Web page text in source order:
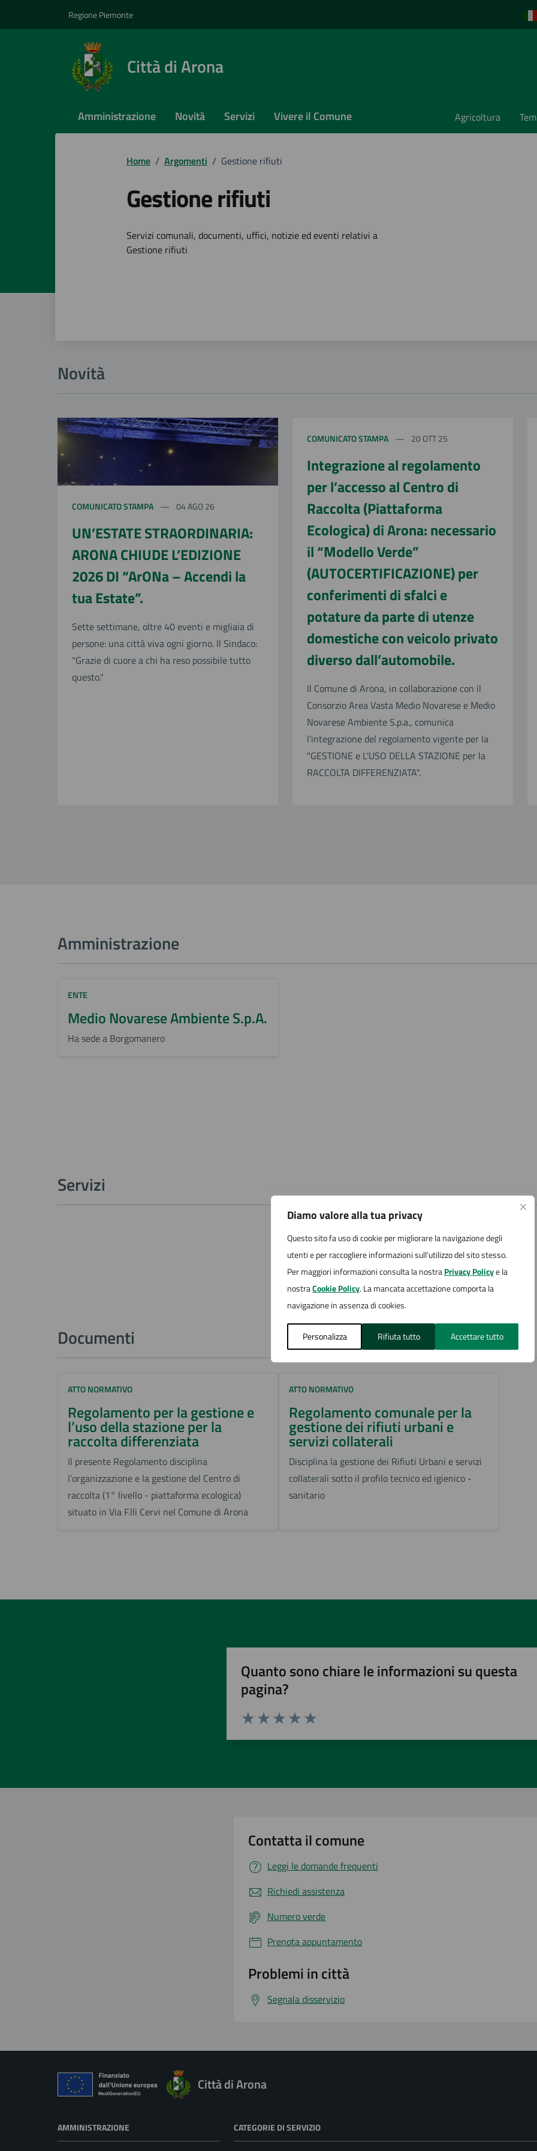
Diamo valore alla tua privacy
Questo sito fa uso di cookie per migliorare la navigazione degli
utenti e per raccogliere informazioni sull'utilizzo del sito stesso.
Per maggiori informazioni consulta la nostraPrivacy Policye la
nostraCookie Policy. La mancata accettazione comporta la
navigazione in assenza di cookies.
Personalizza Rifiuta tutto Accettare tutto
Regione Piemonte
Città di Arona
Amministrazione Novità Servizi Vivere il Comune Agricoltura
Home / Argomenti / Gestione rifiuti
Gestione rifiuti
Dettagli dell'argomento
Servizi comunali, documenti, uffici, notizie ed eventi relativi a
Gestione rifiuti
Novità
COMUNICATO STAMPA 04 AGO 26
UN’ESTATE STRAORDINARIA:
ARONA CHIUDE L’EDIZIONE
2026 DI “ArONa – Accendi la
tua Estate”.
Sette settimane, oltre 40 eventi e migliaia di
persone: una città viva ogni giorno. Il Sindaco:
"Grazie di cuore a chi ha reso possibile tutto
questo."
COMUNICATO STAMPA 20 OTT 25
Integrazione al regolamento
per l’accesso al Centro di
Raccolta (Piattaforma
Ecologica) di Arona: necessario
il “Modello Verde”
(AUTOCERTIFICAZIONE) per
conferimenti di sfalci e
potature da parte di utenze
domestiche con veicolo privato
diverso dall’automobile.
Il Comune di Arona, in collaborazione con il
Consorzio Area Vasta Medio Novarese e Medio
Novarese Ambiente S.p.a., comunica
l'integrazione del regolamento vigente per la
"GESTIONE e L'USO DELLA STAZIONE per la
RACCOLTA DIFFERENZIATA".
Amministrazione
ENTE
Medio Novarese Ambiente S.p.A.
Ha sede a Borgomanero
Servizi
Documenti
ATTO NORMATIVO
Regolamento per la gestione e
l’uso della stazione per la
raccolta differenziata
Il presente Regolamento disciplina
l’organizzazione e la gestione del Centro di
raccolta (1° livello - piattaforma ecologica)
situato in Via F.lli Cervi nel Comune di Arona
ATTO NORMATIVO
Regolamento comunale per la
gestione dei rifiuti urbani e
servizi collaterali
Disciplina la gestione dei Rifiuti Urbani e servizi
collaterali sotto il profilo tecnico ed igienico -
sanitario
Quanto sono chiare le informazioni su questa
pagina?
Contatta il comune
Leggi le domande frequenti
Richiedi assistenza
Numero verde
Prenota appuntamento
Problemi in città
Segnala disservizio
Città di Arona
AMMINISTRAZIONE CATEGORIE DI SERVIZIO